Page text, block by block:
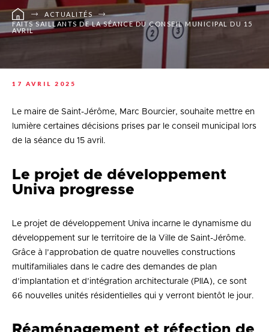
ACTUALITÉS
FAITS SAILLANTS DE LA SÉANCE DU CONSEIL MUNICIPAL DU 15
AVRIL
17 AVRIL 2025
Le maire de Saint-Jérôme, Marc Bourcier, souhaite mettre en
lumière certaines décisions prises par le conseil municipal lors
de la séance du 15 avril.
Le projet de développement
Univa progresse
Le projet de développement Univa incarne le dynamisme du
développement sur le territoire de la Ville de Saint-Jérôme.
Grâce à l’approbation de quatre nouvelles constructions
multifamiliales dans le cadre des demandes de plan
d’implantation et d’intégration architecturale (PIIA), ce sont
66 nouvelles unités résidentielles qui y verront bientôt le jour.